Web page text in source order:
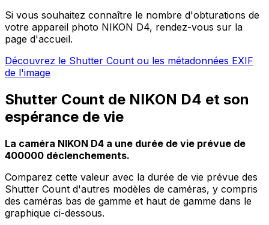
Si vous souhaitez connaître le nombre d'obturations de
votre appareil photo NIKON D4, rendez-vous sur la
page d'accueil.
Découvrez le Shutter Count ou les métadonnées EXIF
de l'image
Shutter Count de NIKON D4 et son
espérance de vie
La caméra NIKON D4 a une durée de vie prévue de
400000 déclenchements.
Comparez cette valeur avec la durée de vie prévue des
Shutter Count d'autres modèles de caméras, y compris
des caméras bas de gamme et haut de gamme dans le
graphique ci-dessous.